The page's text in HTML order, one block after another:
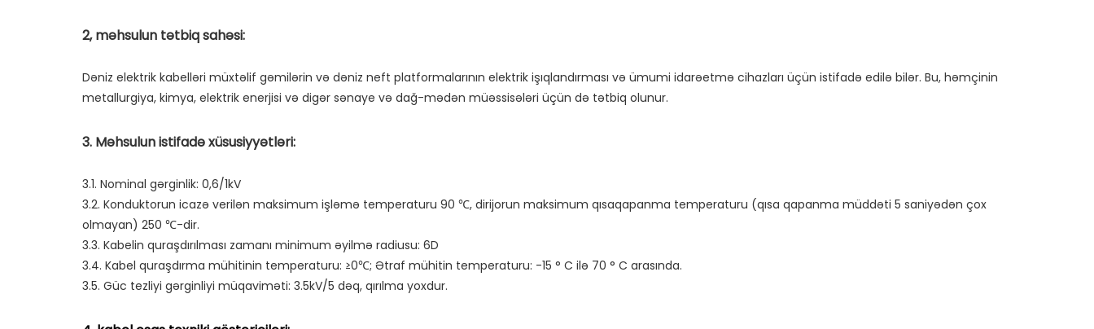
Dəniz elektrik kabelləri müxtəlif gəmilərin və dəniz neft platformalarının elektrik işıqlandırması və ümumi idarəetmə cihazları üçün istifadə edilə bilər. Bu, həmçinin
3.1. Nominal gərginlik: 0,6/1kV
3.2. Konduktorun icazə verilən maksimum işləmə temperaturu 90 ℃, dirijorun maksimum qısaqapanma temperaturu (qısa qapanma müddəti 5 saniyədən çox
olmayan) 250 ℃-dir.
3.3. Kabelin quraşdırılması zamanı minimum əyilmə radiusu: 6D
3.4. Kabel quraşdırma mühitinin temperaturu: ≥0℃; Ətraf mühitin temperaturu: -15 ° C ilə 70 ° C arasında.